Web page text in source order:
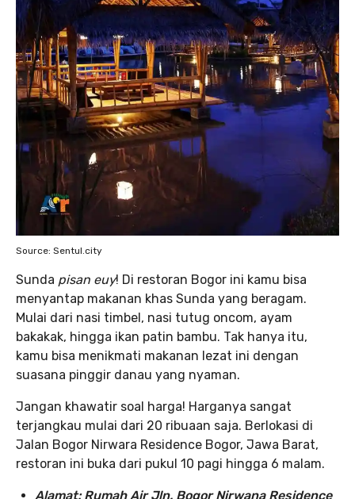
Source: Sentul.city
Sunda pisan euy! Di restoran Bogor ini kamu bisa
menyantap makanan khas Sunda yang beragam.
Mulai dari nasi timbel, nasi tutug oncom, ayam
bakakak, hingga ikan patin bambu. Tak hanya itu,
kamu bisa menikmati makanan lezat ini dengan
suasana pinggir danau yang nyaman.
Jangan khawatir soal harga! Harganya sangat
terjangkau mulai dari 20 ribuaan saja. Berlokasi di
Jalan Bogor Nirwara Residence Bogor, Jawa Barat,
restoran ini buka dari pukul 10 pagi hingga 6 malam.
Alamat: Rumah Air Jln. Bogor Nirwana Residence